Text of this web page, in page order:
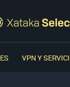
VPN Y